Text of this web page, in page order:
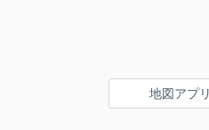
地図アプ